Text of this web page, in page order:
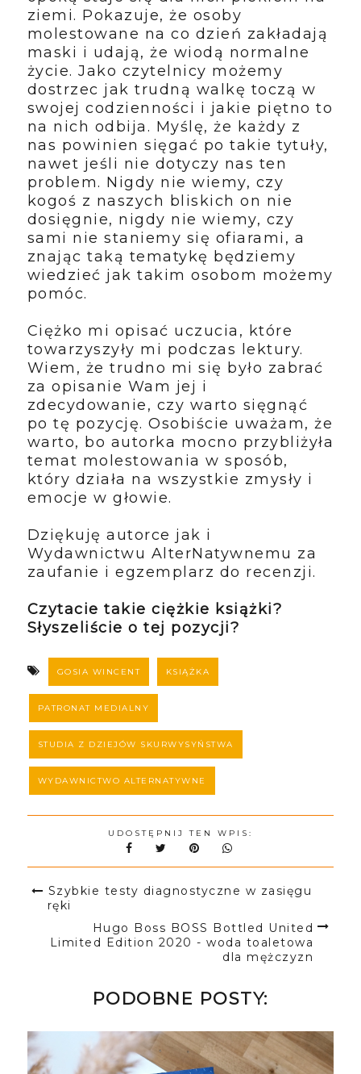
ziemi. Pokazuje, że osoby
molestowane na co dzień zakładają
maski i udają, że wiodą normalne
życie. Jako czytelnicy możemy
dostrzec jak trudną walkę toczą w
swojej codzienności i jakie piętno to
na nich odbija. Myślę, że każdy z
nas powinien sięgać po takie tytuły,
nawet jeśli nie dotyczy nas ten
problem. Nigdy nie wiemy, czy
kogoś z naszych bliskich on nie
dosięgnie, nigdy nie wiemy, czy
sami nie staniemy się ofiarami, a
znając taką tematykę będziemy
wiedzieć jak takim osobom możemy
pomóc.
Ciężko mi opisać uczucia, które
towarzyszyły mi podczas lektury.
Wiem, że trudno mi się było zabrać
za opisanie Wam jej i
zdecydowanie, czy warto sięgnąć
po tę pozycję. Osobiście uważam, że
warto, bo autorka mocno przybliżyła
temat molestowania w sposób,
który działa na wszystkie zmysły i
emocje w głowie.
Dziękuję autorce jak i
Wydawnictwu AlterNatywnemu za
zaufanie i egzemplarz do recenzji.
Czytacie takie ciężkie książki?
Słyszeliście o tej pozycji?
GOSIA WINCENT KSIĄŻKA
PATRONAT MEDIALNY
STUDIA Z DZIEJÓW SKURWYSYŃSTWA
WYDAWNICTWO ALTERNATYWNE
UDOSTĘPNIJ TEN WPIS:
Szybkie testy diagnostyczne w zasięgu
ręki
Hugo Boss BOSS Bottled United
Limited Edition 2020 - woda toaletowa
dla mężczyzn
PODOBNE POSTY: